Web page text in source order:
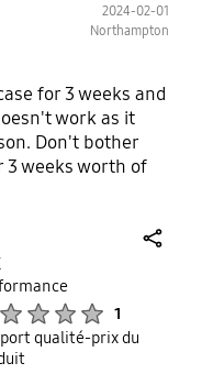
2024-02-01
Northampton
for 3 weeks and
work as it
Don't bother
weeks worth of
the way it
1
qualité-prix du